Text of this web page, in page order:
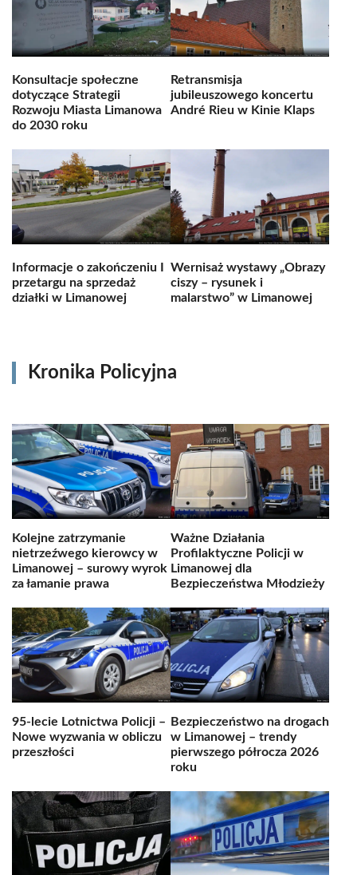
Konsultacje społeczne
dotyczące Strategii
Rozwoju Miasta Limanowa
do 2030 roku
Retransmisja
jubileuszowego koncertu
André Rieu w Kinie Klaps
Informacje o zakończeniu I
przetargu na sprzedaż
działki w Limanowej
Wernisaż wystawy „Obrazy
ciszy – rysunek i
malarstwo” w Limanowej
Kronika Policyjna
Kolejne zatrzymanie
nietrzeźwego kierowcy w
Limanowej – surowy wyrok
za łamanie prawa
Ważne Działania
Profilaktyczne Policji w
Limanowej dla
Bezpieczeństwa Młodzieży
95-lecie Lotnictwa Policji –
Nowe wyzwania w obliczu
przeszłości
Bezpieczeństwo na drogach
w Limanowej – trendy
pierwszego półrocza 2026
roku